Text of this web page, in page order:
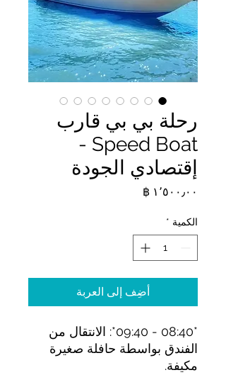
رحلة بي بي قارب
Speed Boat -
إقتصادي الجودة
الكمية *
أضِف إلى العربة
*08:40 - 09:40*: الانتقال من
الفندق بواسطة حافلة صغيرة
مكيفة.